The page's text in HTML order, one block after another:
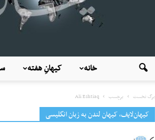
کیهانِ هفته خانه
برگ نخست برچسب Ali Eshtiaq
کیهان‌لایف، کیهان لندن به زبان انگلیسی